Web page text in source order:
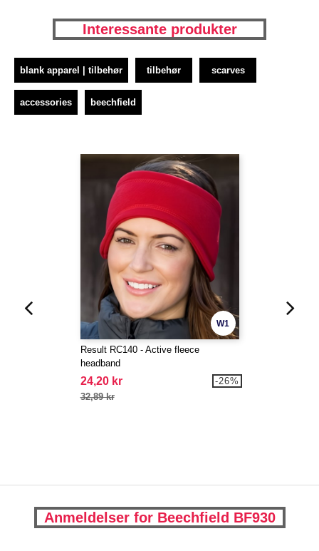
Interessante produkter
blank apparel | tilbehør tilbehør scarves
accessories beechfield
W1
Result RC140 - Active fleece
headband
24,20 kr
32,89 kr
-26%
Anmeldelser for Beechfield BF930